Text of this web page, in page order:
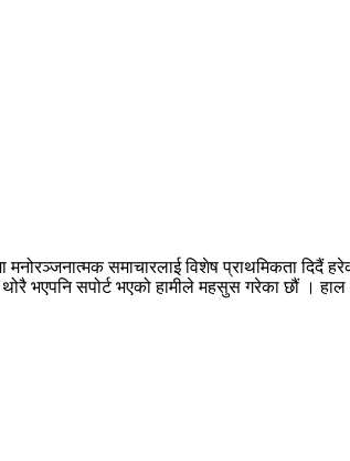
समाचारलाई विशेष प्राथमिकता दिदैं
भएपनि सपोर्ट भएको हामीले महसुस गरेका छौं ।